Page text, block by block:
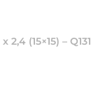
2,4 (15×15) – Q131